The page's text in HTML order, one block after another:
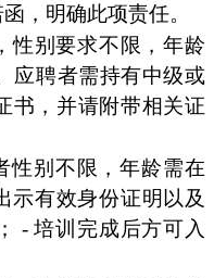
，明确此项责任。
性别要求不限，年龄
应聘者需持有中级或
书，并请附带相关证
性别不限，年龄需在
示有效身份证明以及
- 培训完成后方可入